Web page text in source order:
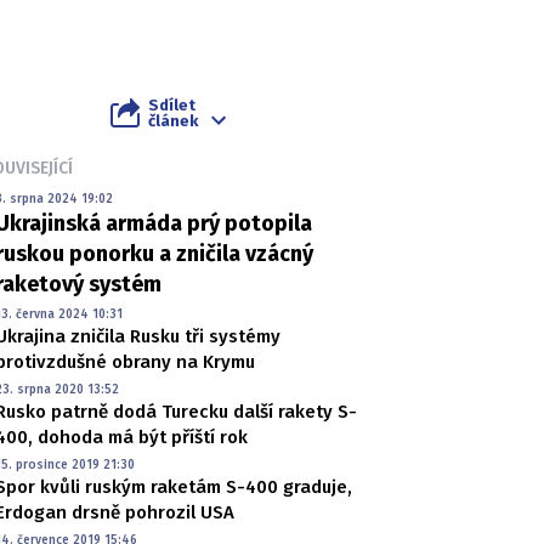
Sdílet
článek
srpna 2024 19:02
armáda prý potopila
ponorku a zničila vzácný
systém
června 2024 10:31
zničila Rusku tři systémy
obrany na Krymu
srpna 2020 13:52
patrně dodá Turecku další rakety S-
dohoda má být příští rok
prosince 2019 21:30
kvůli ruským raketám S-400 graduje,
drsně pohrozil USA
července 2019 15:46